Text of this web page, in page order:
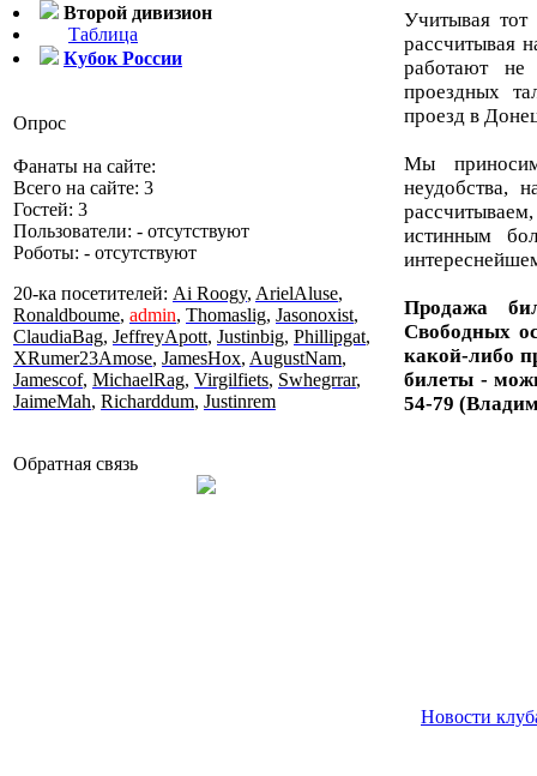
Второй дивизион
Таблица
Кубок России
Опрос
Фанаты на сайте:
Всего на сайте: 3
Гостей: 3
Пользователи: - отсутствуют
Роботы: - отсутствуют
20-ка посетителей: Ai Roogy, ArielAluse,
Ronaldboume, admin, Thomaslig, Jasonoxist,
ClaudiaBag, JeffreyApott, Justinbig, Phillipgat,
XRumer23Amose, JamesHox, AugustNam,
Jamescof, MichaelRag, Virgilfiets, Swhegrrar,
JaimeMah, Richarddum, Justinrem
Обратная связь
Учитывая тот
рассчитывая
работают
проездных
проезд в
Мы
неудобства,
истинным
Продажа
Свободных
какой-либо
билеты -
54-79
Новости